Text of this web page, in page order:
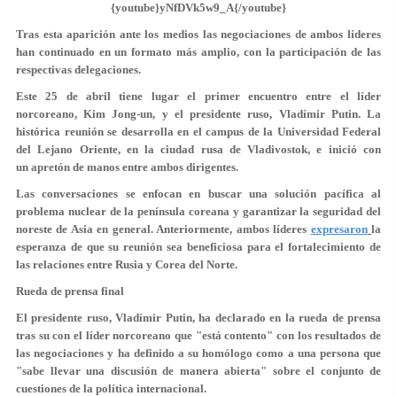
{youtube}yNfDVk5w9_A{/youtube}
Tras esta aparición ante los medios las negociaciones de ambos líderes
han continuado en un formato más amplio, con la participación de las
respectivas delegaciones.
Este 25 de abril tiene lugar el primer encuentro entre el líder
norcoreano, Kim Jong-un, y el presidente ruso, Vladímir Putin. La
histórica reunión se desarrolla en el campus de la Universidad Federal
del Lejano Oriente, en la ciudad rusa de Vladivostok, e inició con
un apretón de manos entre ambos dirigentes.
Las conversaciones se enfocan en buscar una solución pacífica al
problema nuclear de la península coreana y garantizar la seguridad del
noreste de Asia en general. Anteriormente, ambos líderes expresaron la
esperanza de que su reunión sea beneficiosa para el fortalecimiento de
las relaciones entre Rusia y Corea del Norte.
Rueda de prensa final
El presidente ruso, Vladímir Putin, ha declarado en la rueda de prensa
tras su con el líder norcoreano que "está contento" con los resultados de
las negociaciones y ha definido a su homólogo como a una persona que
"sabe llevar una discusión de manera abierta" sobre el conjunto de
cuestiones de la política internacional.